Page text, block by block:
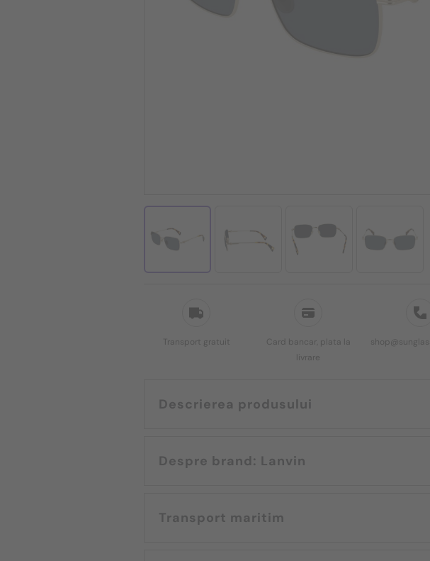
Transport gratuit
Card bancar, plata la
livrare
Descrierea produsului
Despre brand: Lanvin
Transport maritim